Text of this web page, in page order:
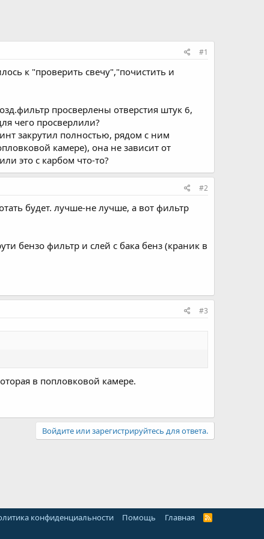
#1
к "проверить свечу","почистить и
просверлены отверстия штук 6,
чего просверлили?
закрутил полностью, рядом с ним
камере), она не зависит от
это с карбом что-то?
#2
будет. лучше-не лучше, а вот фильтр
бензо фильтр и слей с бака бенз (краник в
#3
в попловковой камере.
Войдите или зарегистрируйтесь для ответа.
конфиденциальности Помощь Главная
R